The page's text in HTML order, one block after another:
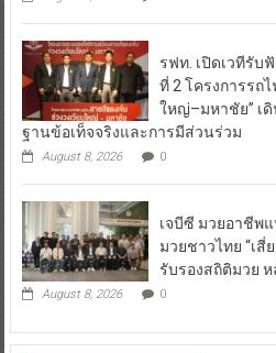
รฟท. เปิดเวทีรับ
ที่ 2 โครงการรถ
ใหญ่–มหาชัย” เ
ฐานข้อเท็จจริงและการมีส่วนร่วม
August 8, 2026 0
เจบีซี มวยอาชี
มวยชาวไทย “เ
รับรองสถิติมวย
August 8, 2026 0